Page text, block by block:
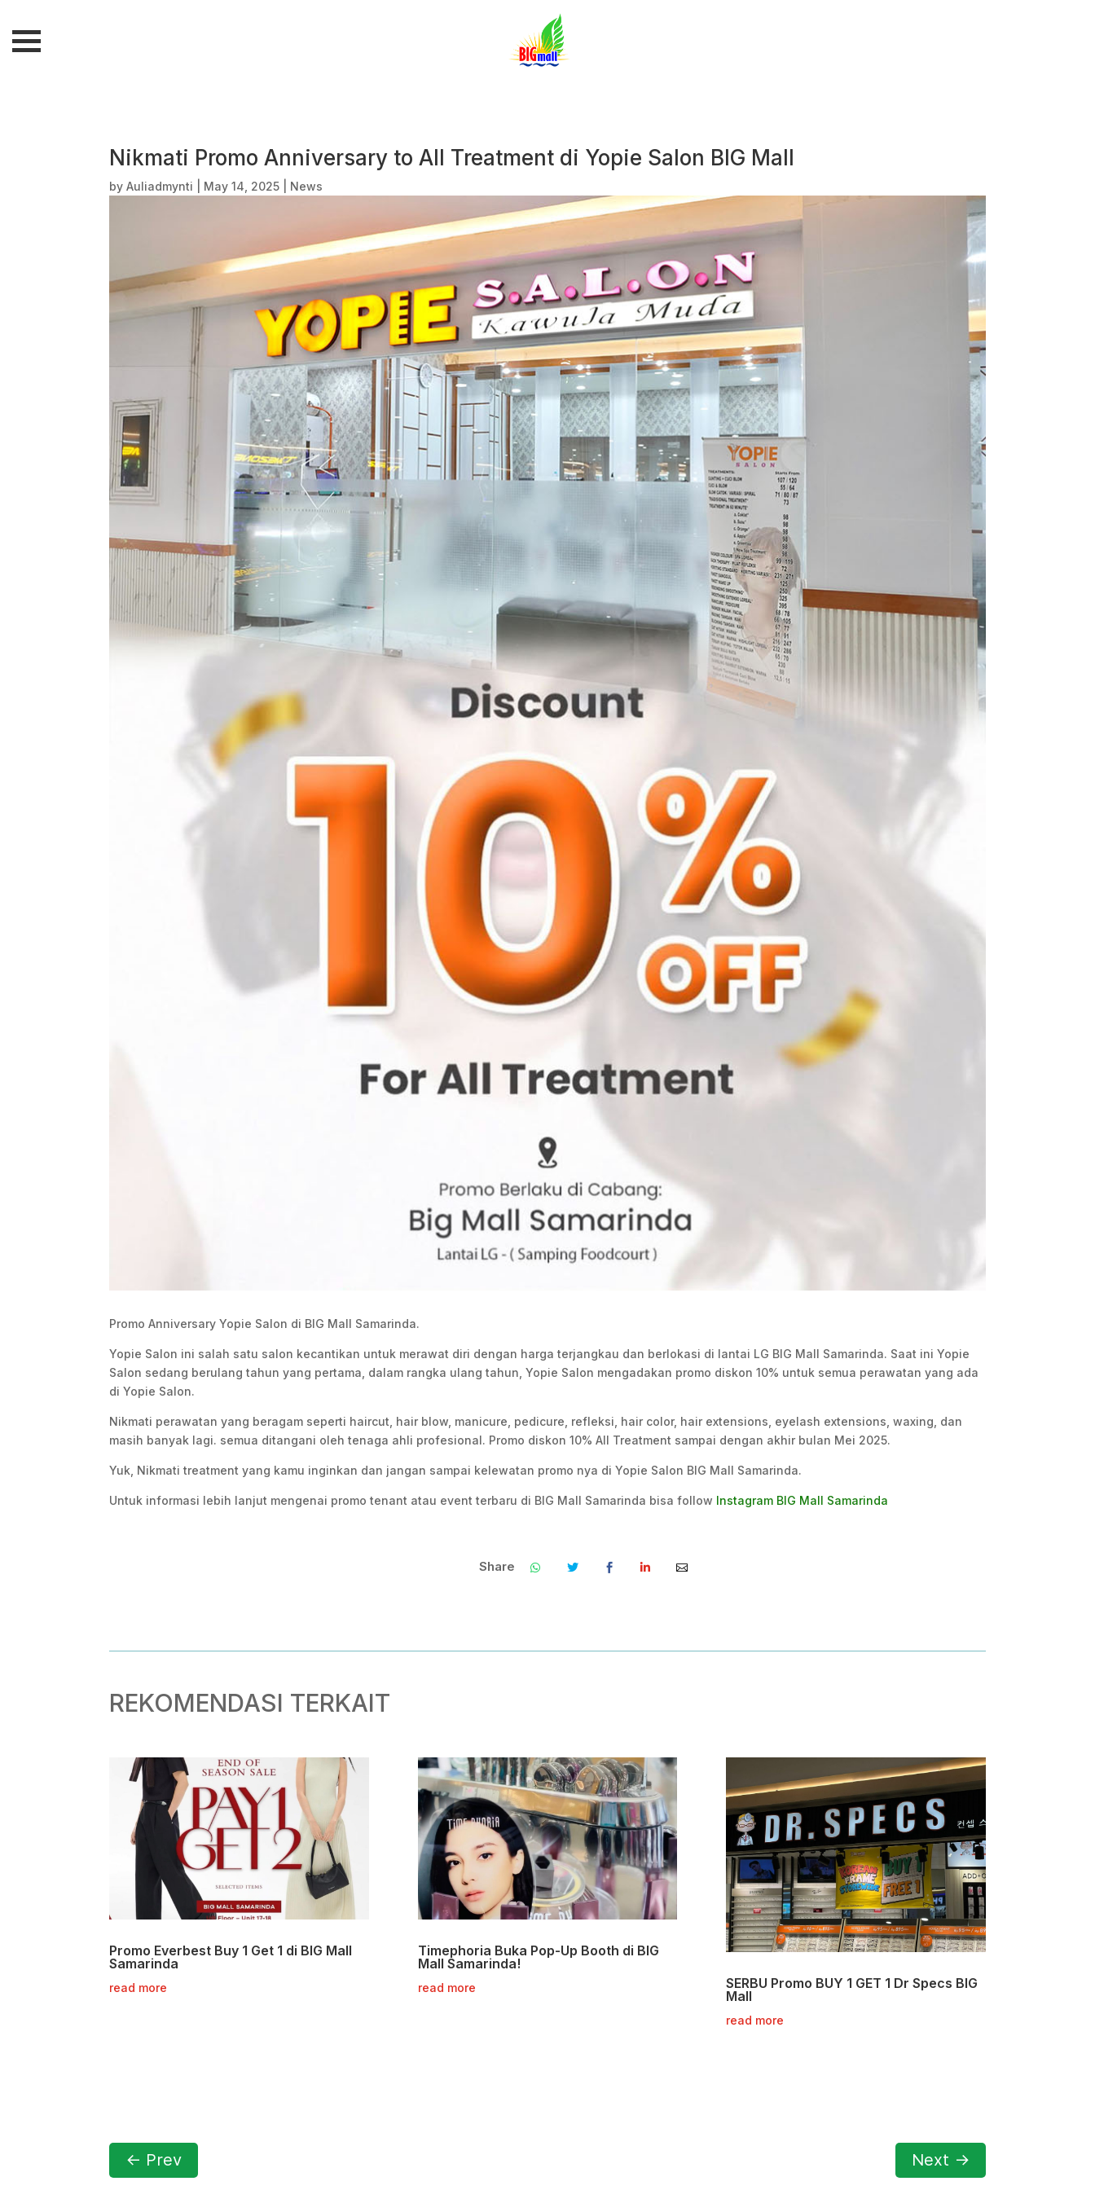
Nikmati Promo Anniversary to All Treatment di Yopie Salon BIG Mall
byAuliadmynti May 14, 2025 News
Promo Anniversary Yopie Salon di BIG Mall Samarinda.
Yopie Salon ini salah satu salon kecantikan untuk merawat diri dengan harga terjangkau dan berlokasi di lantai LG BIG Mall Samarinda. Saat ini Yopie
Salon sedang berulang tahun yang pertama, dalam rangka ulang tahun, Yopie Salon mengadakan promo diskon 10% untuk semua perawatan yang ada
di Yopie Salon.
Nikmati perawatan yang beragam seperti haircut, hair blow, manicure, pedicure, refleksi, hair color, hair extensions, eyelash extensions, waxing, dan
masih banyak lagi. semua ditangani oleh tenaga ahli profesional. Promo diskon 10% All Treatment sampai dengan akhir bulan Mei 2025.
Yuk, Nikmati treatment yang kamu inginkan dan jangan sampai kelewatan promo nya di Yopie Salon BIG Mall Samarinda.
Untuk informasi lebih lanjut mengenai promo tenant atau event terbaru di BIG Mall Samarinda bisa follow Instagram BIG Mall Samarinda
Share
REKOMENDASI TERKAIT
Promo Everbest Buy 1 Get 1 di BIG Mall
Samarinda
read more
Timephoria Buka Pop-Up Booth di BIG
Mall Samarinda!
read more
SERBU Promo BUY 1 GET 1 Dr Specs BIG
Mall
read more
← Prev Next →